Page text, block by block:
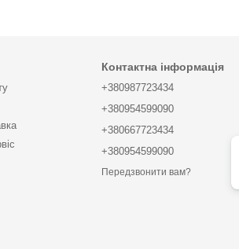
Контактна інформація
+380987723434
+380954599090
+380667723434
+380954599090
Передзвонити вам?